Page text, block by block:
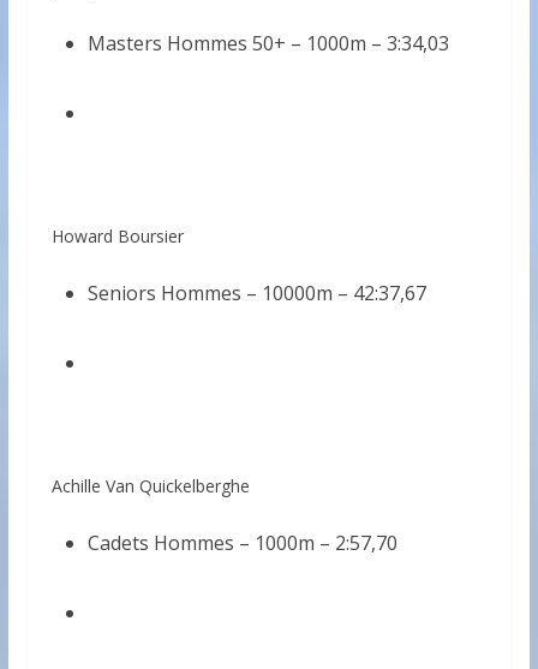
Masters Hommes 50+ – 1000m – 3:34,03
Howard Boursier
Seniors Hommes – 10000m – 42:37,67
Achille Van Quickelberghe
Cadets Hommes – 1000m – 2:57,70